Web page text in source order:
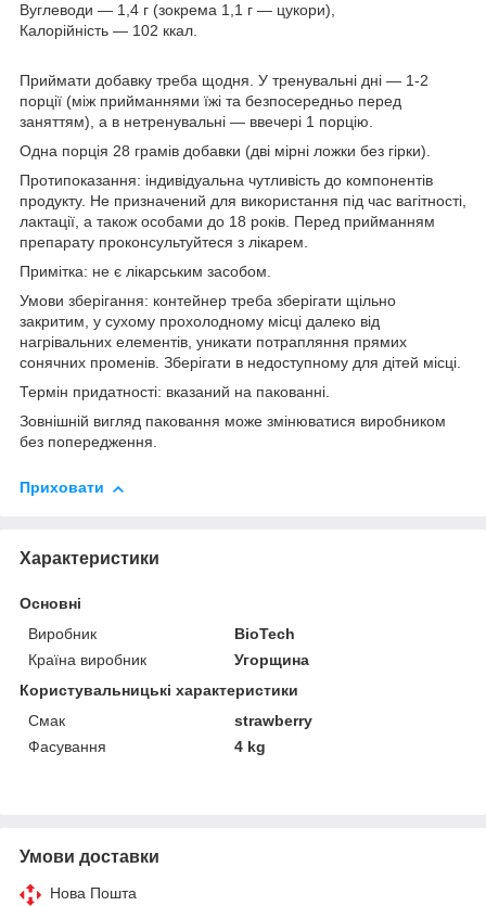
Вуглеводи — 1,4 г (зокрема 1,1 г — цукори),
Калорійність — 102 ккал.
Приймати добавку треба щодня. У тренувальні дні — 1-2
порції (між прийманнями їжі та безпосередньо перед
заняттям), а в нетренувальні — ввечері 1 порцію.
Одна порція 28 грамів добавки (дві мірні ложки без гірки).
Протипоказання: індивідуальна чутливість до компонентів
продукту. Не призначений для використання під час вагітності,
лактації, а також особами до 18 років. Перед прийманням
препарату проконсультуйтеся з лікарем.
Примітка: не є лікарським засобом.
Умови зберігання: контейнер треба зберігати щільно
закритим, у сухому прохолодному місці далеко від
нагрівальних елементів, уникати потрапляння прямих
сонячних променів. Зберігати в недоступному для дітей місці.
Термін придатності: вказаний на пакованні.
Зовнішній вигляд паковання може змінюватися виробником
без попередження.
Приховати
Характеристики
Основні
Виробник
BioTech
Країна виробник
Угорщина
Користувальницькі характеристики
Смак
strawberry
Фасування
4 kg
Умови доставки
Нова Пошта